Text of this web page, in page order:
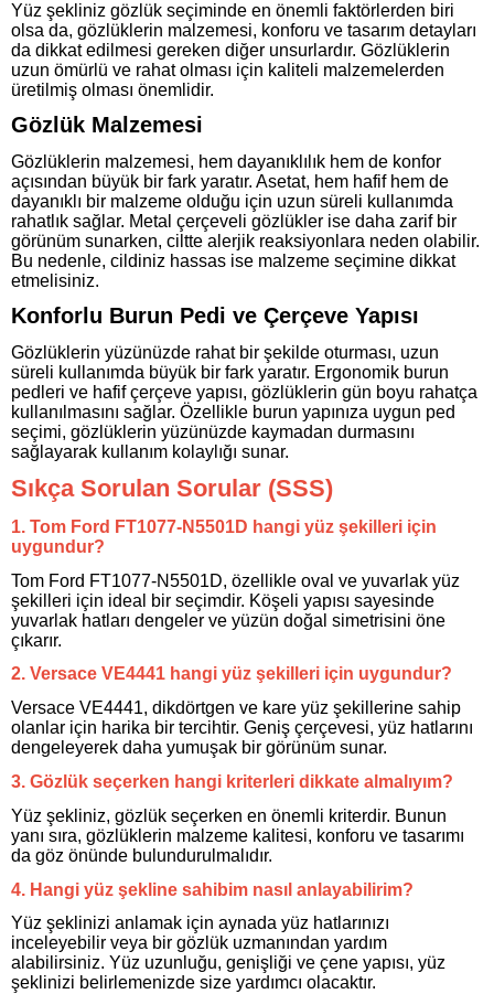
Yüz şekliniz gözlük seçiminde en önemli faktörlerden biri
olsa da, gözlüklerin malzemesi, konforu ve tasarım detayları
da dikkat edilmesi gereken diğer unsurlardır. Gözlüklerin
uzun ömürlü ve rahat olması için kaliteli malzemelerden
üretilmiş olması önemlidir.
Gözlük Malzemesi
Gözlüklerin malzemesi, hem dayanıklılık hem de konfor
açısından büyük bir fark yaratır. Asetat, hem hafif hem de
dayanıklı bir malzeme olduğu için uzun süreli kullanımda
rahatlık sağlar. Metal çerçeveli gözlükler ise daha zarif bir
görünüm sunarken, ciltte alerjik reaksiyonlara neden olabilir.
Bu nedenle, cildiniz hassas ise malzeme seçimine dikkat
etmelisiniz.
Konforlu Burun Pedi ve Çerçeve Yapısı
Gözlüklerin yüzünüzde rahat bir şekilde oturması, uzun
süreli kullanımda büyük bir fark yaratır. Ergonomik burun
pedleri ve hafif çerçeve yapısı, gözlüklerin gün boyu rahatça
kullanılmasını sağlar. Özellikle burun yapınıza uygun ped
seçimi, gözlüklerin yüzünüzde kaymadan durmasını
sağlayarak kullanım kolaylığı sunar.
Sıkça Sorulan Sorular (SSS)
1. Tom Ford FT1077-N5501D hangi yüz şekilleri için
uygundur?
Tom Ford FT1077-N5501D, özellikle oval ve yuvarlak yüz
şekilleri için ideal bir seçimdir. Köşeli yapısı sayesinde
yuvarlak hatları dengeler ve yüzün doğal simetrisini öne
çıkarır.
2. Versace VE4441 hangi yüz şekilleri için uygundur?
Versace VE4441, dikdörtgen ve kare yüz şekillerine sahip
olanlar için harika bir tercihtir. Geniş çerçevesi, yüz hatlarını
dengeleyerek daha yumuşak bir görünüm sunar.
3. Gözlük seçerken hangi kriterleri dikkate almalıyım?
Yüz şekliniz, gözlük seçerken en önemli kriterdir. Bunun
yanı sıra, gözlüklerin malzeme kalitesi, konforu ve tasarımı
da göz önünde bulundurulmalıdır.
4. Hangi yüz şekline sahibim nasıl anlayabilirim?
Yüz şeklinizi anlamak için aynada yüz hatlarınızı
inceleyebilir veya bir gözlük uzmanından yardım
alabilirsiniz. Yüz uzunluğu, genişliği ve çene yapısı, yüz
şeklinizi belirlemenizde size yardımcı olacaktır.